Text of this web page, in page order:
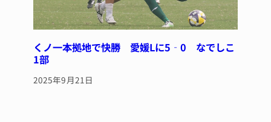
くノ一本拠地で快勝 愛媛Lに5‐0 なでしこ
1部
2025年9月21日